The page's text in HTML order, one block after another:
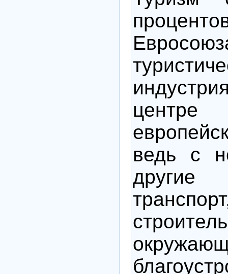
ведь с